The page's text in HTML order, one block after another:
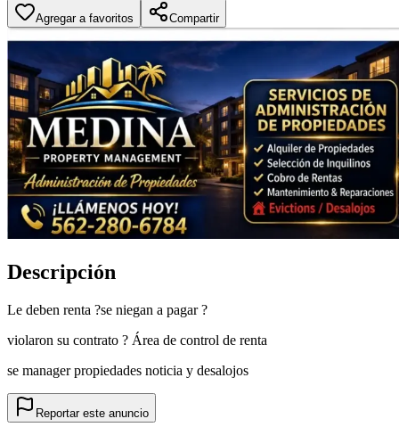
Agregar a favoritos Compartir
Descripción
Le deben renta ?se niegan a pagar ?
violaron su contrato ? Área de control de renta
se manager propiedades noticia y desalojos
Reportar este anuncio